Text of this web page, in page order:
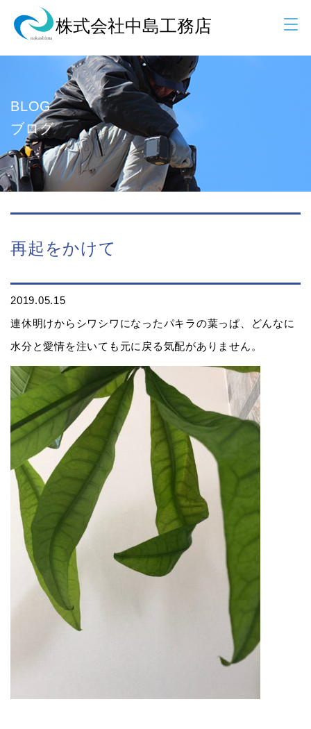
BLOG
ブログ
再起をかけて
2019.05.15
連休明けからシワシワになったパキラの葉っぱ、どんなに
水分と愛情を注いても元に戻る気配がありません。